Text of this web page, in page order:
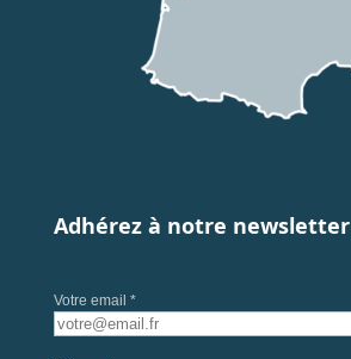
Adhérez à notre newsletter
Votre email *